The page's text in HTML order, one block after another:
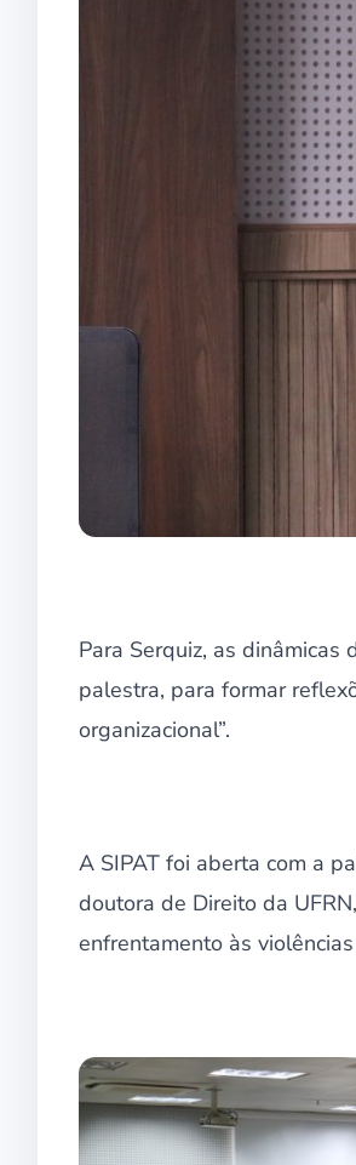
Para Serquiz, as
palestra, para formar
organizacional”.
A SIPAT foi aberta com a
doutora de Direito da
enfrentamento às